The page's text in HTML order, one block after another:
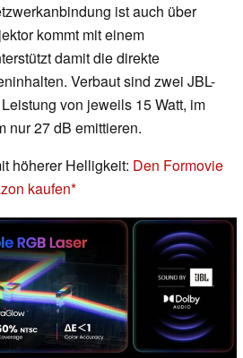
ist auch über
kommt mit einem
damit die direkte
Verbaut sind zwei JBL-
von jeweils 15 Watt, im
nur 27 dB emittieren.
höherer Helligkeit: Den Formovie
kaufen